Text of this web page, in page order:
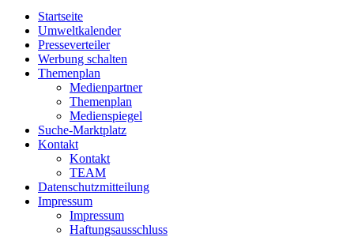
Startseite
Umweltkalender
Presseverteiler
Werbung schalten
Themenplan
Medienpartner
Themenplan
Medienspiegel
Suche-Marktplatz
Kontakt
Kontakt
TEAM
Datenschutzmitteilung
Impressum
Impressum
Haftungsausschluss